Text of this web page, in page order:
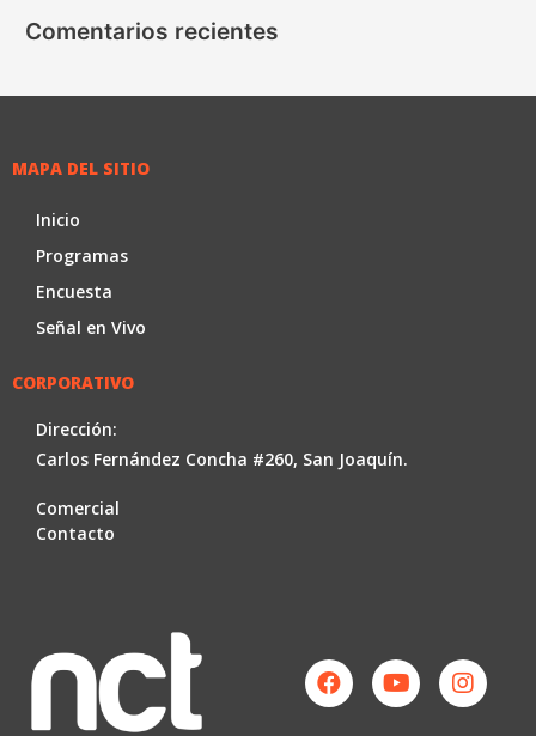
Comentarios recientes
MAPA DEL SITIO
Inicio
Programas
Encuesta
Señal en Vivo
CORPORATIVO
Dirección:
Carlos Fernández Concha #260, San Joaquín.
Comercial
Contacto